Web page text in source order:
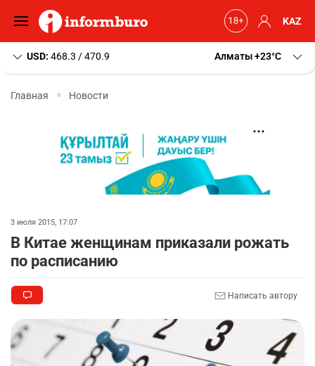
KAZ
USD: 468.3 / 470.9 Алматы+23 C
Главная Новости
3 июля 2015, 17:07
В Китае женщинам приказали рожать
по расписанию
Написать автору